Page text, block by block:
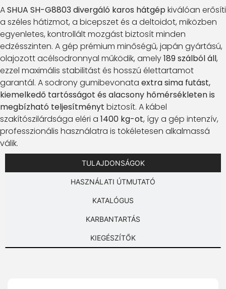
ASHUA SH-G8803 divergáló karos hátgép kiválóan erősíti
a széles hátizmot, a bicepszet és a deltoidot, miközben
egyenletes, kontrollált mozgást biztosít minden
edzésszinten. A gép prémium minőségű, japán gyártású,
olajozott acélsodronnyal működik, amely189 szálból áll,
ezzel maximális stabilitást és hosszú élettartamot
garantál. A sodrony gumibevonata extra sima futást,
kiemelkedő tartósságot és alacsony hőmérsékleten is
megbízható teljesítményt biztosít. A kábel
szakítószilárdsága eléri a 1400 kg-ot, így a gép intenzív,
professzionális használatra is tökéletesen alkalmassá
válik.
TULAJDONSÁGOK
HASZNÁLATI ÚTMUTATÓ
KATALÓGUS
KARBANTARTÁS
KIEGÉSZÍTŐK